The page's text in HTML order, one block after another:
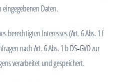
Daten.
berechtigten Interesses (Art. 6 Abs. 1 f
nach Art. 6 Abs. 1 b DS‑GVO zur
verarbeitet und gespeichert.